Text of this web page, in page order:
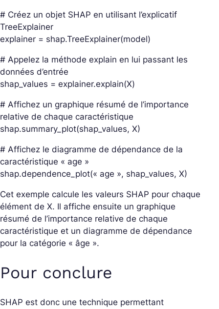
# Créez un objet SHAP en utilisant l’explicatif
TreeExplainer
explainer = shap.TreeExplainer(model)
# Appelez la méthode explain en lui passant les
données d’entrée
shap_values = explainer.explain(X)
# Affichez un graphique résumé de l’importance
relative de chaque caractéristique
shap.summary_plot(shap_values, X)
# Affichez le diagramme de dépendance de la
caractéristique « age »
shap.dependence_plot(« age », shap_values, X)
Cet exemple calcule les valeurs SHAP pour chaque
élément de X. Il affiche ensuite un graphique
résumé de l’importance relative de chaque
caractéristique et un diagramme de dépendance
pour la catégorie « âge ».
Pour conclure
SHAP est donc une technique permettant